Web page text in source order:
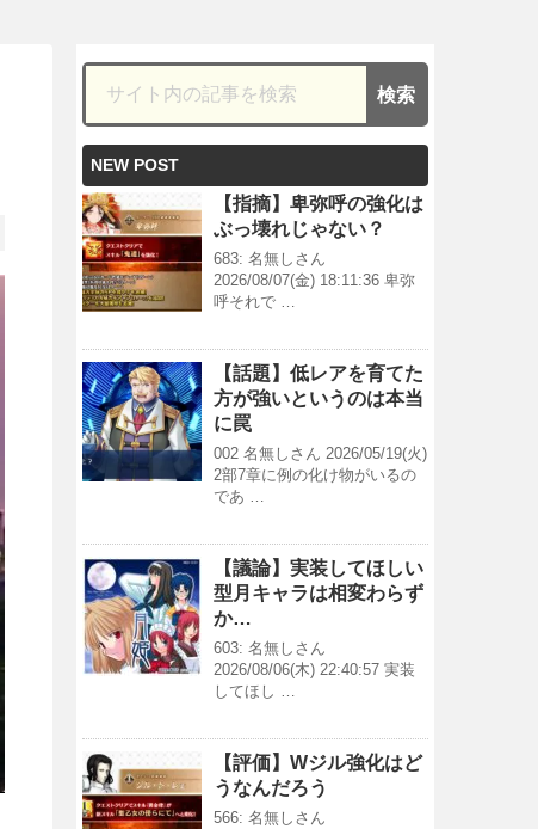
NEW POST
【指摘】卑弥呼の強化は
ぶっ壊れじゃない？
683: 名無しさん
2026/08/07(金) 18:11:36 卑弥
呼それで …
【話題】低レアを育てた
方が強いというのは本当
に罠
002 名無しさん 2026/05/19(火)
2部7章に例の化け物がいるの
であ …
【議論】実装してほしい
型月キャラは相変わらず
か…
603: 名無しさん
2026/08/06(木) 22:40:57 実装
してほし …
【評価】Wジル強化はど
うなんだろう
566: 名無しさん